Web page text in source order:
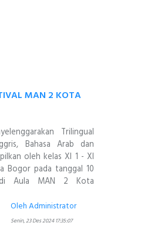
MAN 2 KOTA
Trilingual
Bahasa Arab dan
oleh kelas XI 1 - XI
Bogor pada tanggal 10
Aula MAN 2 Kota
Oleh Administrator
Senin, 23 Des 2024 17:35:07